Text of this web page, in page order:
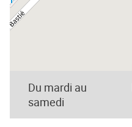
Du mardi au
samedi